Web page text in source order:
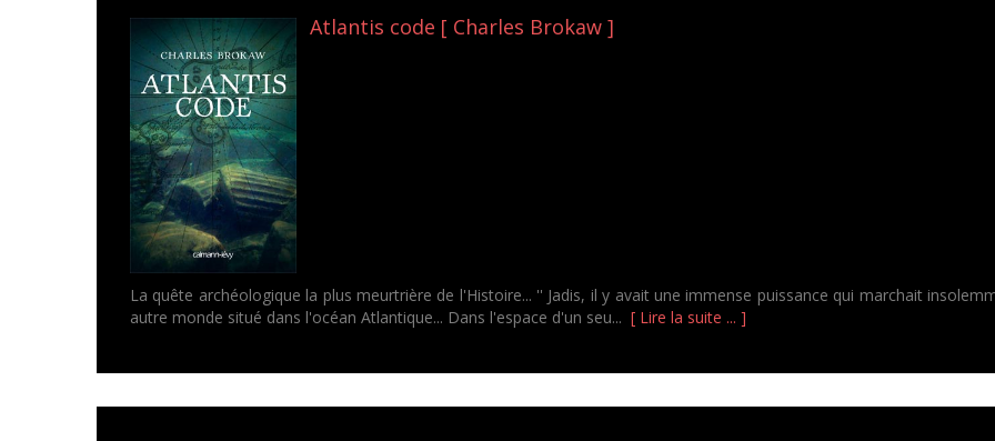
Atlantis code [ Charles Brokaw ]
La quête archéologique la plus meurtrière de l'Histoire... '' Jadis, il y avait une immense puissance qui marchait
autre monde situé dans l'océan Atlantique... Dans l'espace d'un seu... [ Lire la suite ... ]